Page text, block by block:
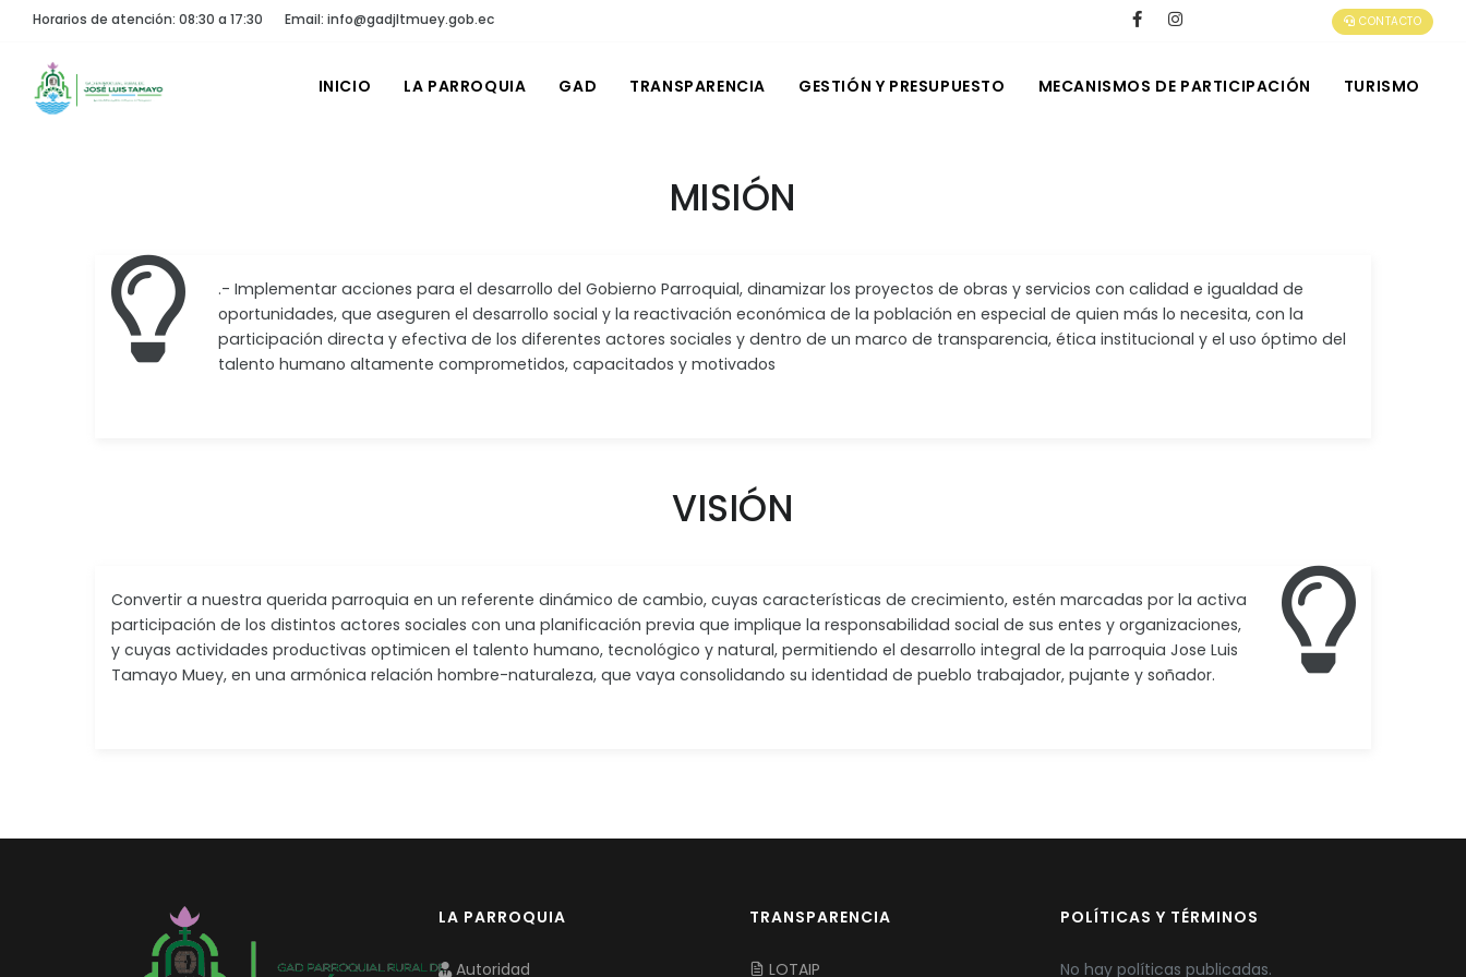
Horarios de atención: 08:30 a 17:30 Email: info@gadjltmuey.gob.ec CONTACTO
INICIO LA PARROQUIA GAD TRANSPARENCIA GESTIÓN Y PRESUPUESTO MECANISMOS DE PARTICIPACIÓN TURISMO
MISIÓN
.- Implementar acciones para el desarrollo del Gobierno Parroquial, dinamizar los proyectos de obras y servicios con calidad e igualdad de
oportunidades, que aseguren el desarrollo social y la reactivación económica de la población en especial de quien más lo necesita, con la
participación directa y efectiva de los diferentes actores sociales y dentro de un marco de transparencia, ética institucional y el uso óptimo del
talento humano altamente comprometidos, capacitados y motivados
VISIÓN
Convertir a nuestra querida parroquia en un referente dinámico de cambio, cuyas características de crecimiento, estén marcadas por la activa
participación de los distintos actores sociales con una planificación previa que implique la responsabilidad social de sus entes y organizaciones,
y cuyas actividades productivas optimicen el talento humano, tecnológico y natural, permitiendo el desarrollo integral de la parroquia Jose Luis
Tamayo Muey, en una armónica relación hombre-naturaleza, que vaya consolidando su identidad de pueblo trabajador, pujante y soñador.
LA PARROQUIA
Autoridad
TRANSPARENCIA
LOTAIP
POLÍTICAS Y TÉRMINOS
No hay políticas publicadas.